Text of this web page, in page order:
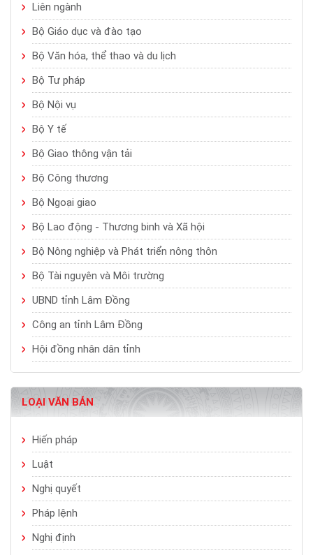
Liên ngành
Bộ Giáo dục và đào tạo
Bộ Văn hóa, thể thao và du lịch
Bộ Tư pháp
Bộ Nội vụ
Bộ Y tế
Bộ Giao thông vận tải
Bộ Công thương
Bộ Ngoại giao
Bộ Lao động - Thương binh và Xã hội
Bộ Nông nghiệp và Phát triển nông thôn
Bộ Tài nguyên và Môi trường
UBND tỉnh Lâm Đồng
Công an tỉnh Lâm Đồng
Hội đồng nhân dân tỉnh
LOẠI VĂN BẢN
Hiến pháp
Luật
Nghị quyết
Pháp lệnh
Nghị định